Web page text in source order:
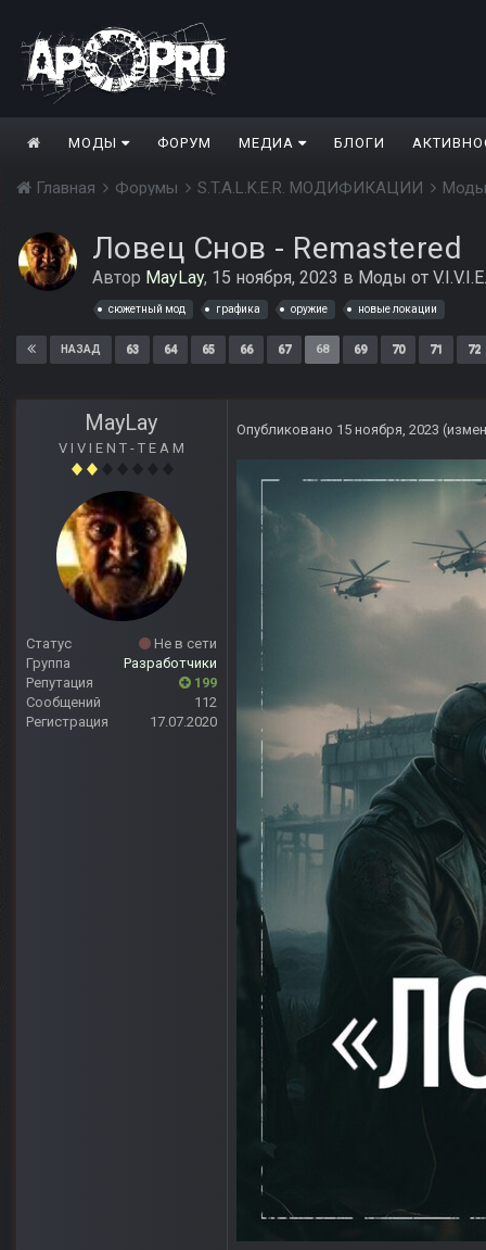
МОДЫ ФОРУМ МЕДИА БЛОГИ
Главная Форумы S.T.A.L.K.E.R. МОДИФИКАЦИИ
Ловец Снов - Remastered
Автор MayLay, 15 ноября, 2023 в Моды от
сюжетный мод графика оружие новые локации
НАЗАД 63 64 65 66 67 68 69 70 71 72
MayLay
V I V I E N T - T E A M
Статус
Не в сети
Группа
Разработчики
Репутация
199
Сообщений
112
Регистрация
17.07.2020
Опубликовано 15 ноября, 2023